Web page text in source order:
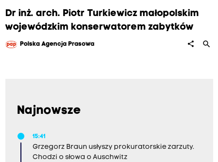
Dr inż. arch. Piotr Turkiewicz małopolskim
wojewódzkim konserwatorem zabytków
Polska Agencja Prasowa share search
Najnowsze
15:41
Grzegorz Braun usłyszy prokuratorskie zarzuty.
Chodzi o słowa o Auschwitz